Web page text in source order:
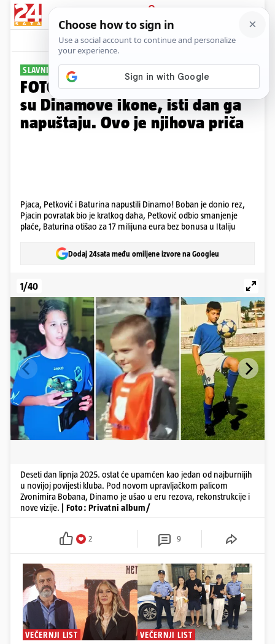
PRIJAVA
Galerija Komentari
SLAVNI "MODRI" TRIO
FOTO Prepoznajete li ih? Postali
su Dinamove ikone, isti dan ga
napuštaju. Ovo je njihova priča
Pjaca, Petković i Baturina napustili Dinamo! Boban je donio rez,
Pjacin povratak bio je kratkog daha, Petković odbio smanjenje
plaće, Baturina otišao za 17 milijuna eura bez bonusa u Italiju
Dodaj 24sata među omiljene izvore na Googleu
1/40
Deseti dan lipnja 2025. ostat će upamćen kao jedan od najburnijih
u novijoj povijesti kluba. Pod novom upravljačkom palicom
Zvonimira Bobana, Dinamo je ušao u eru rezova, rekonstrukcije i
nove vizije.
| Foto: Privatni album/
2 9